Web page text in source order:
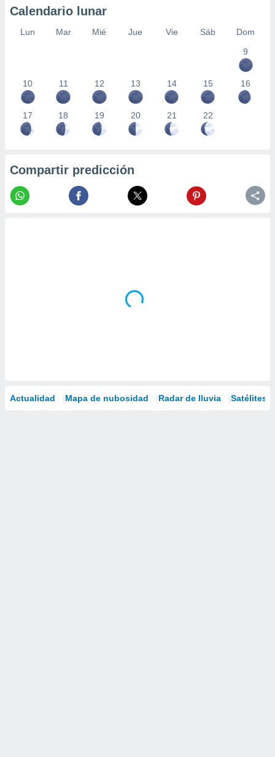
Calendario lunar
Lun Mar Mié Jue Vie Sáb
Dom
9
10 11 12 13 14 15 16
17 18 19 20 21 22
Compartir predicción
Actualidad Mapa de nubosidad Radar de lluvia Satélites